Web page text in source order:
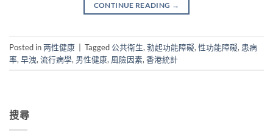
CONTINUE READING →
Posted in两性健康 | Tagged 公共衛生, 勃起功能障礙, 性功能障礙, 患病
率, 早洩, 流行病學, 男性健康, 風險因素, 香港統計
搜尋